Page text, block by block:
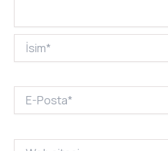
İsim*
Posta*